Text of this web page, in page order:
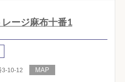
ージ麻布十番1
3-10-12